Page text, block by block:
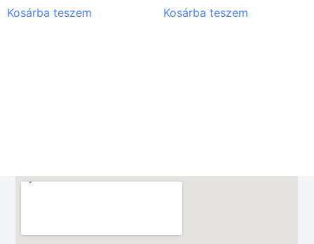
Kosárba teszem Kosárba teszem